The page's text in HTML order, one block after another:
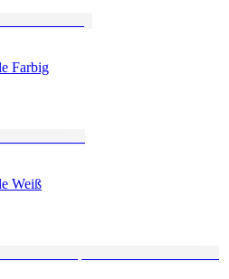
Farbig
Weiß